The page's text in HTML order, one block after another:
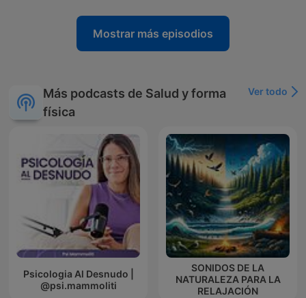
Mostrar más episodios
Más podcasts de Salud y forma
física
Ver todo
Psicologia Al Desnudo |
@psi.mammoliti
SONIDOS DE LA
NATURALEZA PARA LA
RELAJACIÓN